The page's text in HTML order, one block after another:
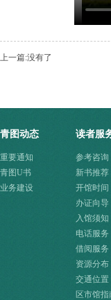
上一篇:没有了
青图动态
重要通知
青图U书
业务建设
读者服
参考咨询
新书推荐
开馆时间
办证向导
入馆须知
电话服务
借阅服务
资源分布
交通位置
区市馆指